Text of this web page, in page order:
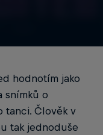
hodnotím jako
snímků o
tanci. Člověk v
tak jednoduše